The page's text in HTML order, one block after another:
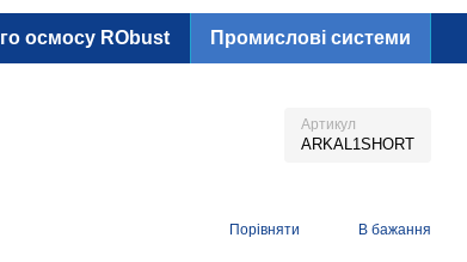
осмосу RObust Промислові системи
Артикул
ARKAL1SHORT
Порівняти В бажання